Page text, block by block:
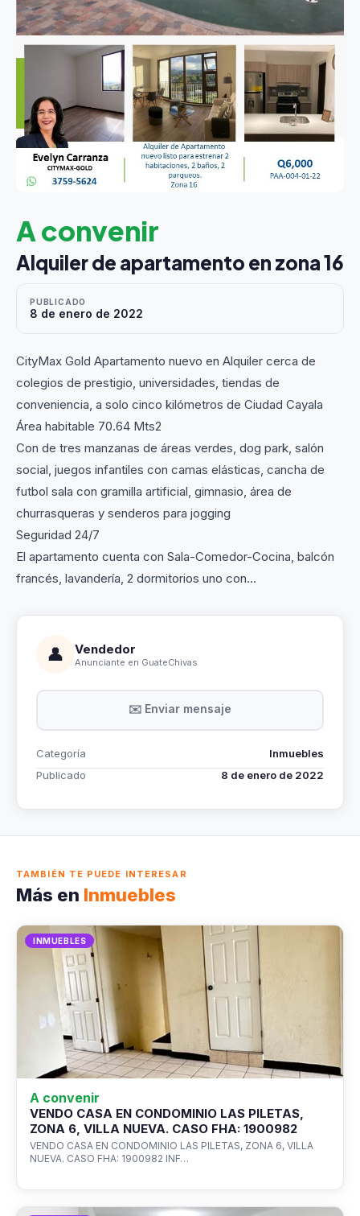
A convenir
Alquiler de apartamento en zona 16
PUBLICADO
8 de enero de 2022
CityMax Gold Apartamento nuevo en Alquiler cerca de
colegios de prestigio, universidades, tiendas de
conveniencia, a solo cinco kilómetros de Ciudad Cayala
Área habitable 70.64 Mts2
Con de tres manzanas de áreas verdes, dog park, salón
social, juegos infantiles con camas elásticas, cancha de
futbol sala con gramilla artificial, gimnasio, área de
churrasqueras y senderos para jogging
Seguridad 24/7
El apartamento cuenta con Sala-Comedor-Cocina, balcón
francés, lavandería, 2 dormitorios uno con...
👤 Vendedor
Anunciante en GuateChivas
✉️ Enviar mensaje
Categoría
Inmuebles
Publicado
8 de enero de 2022
TAMBIÉN TE PUEDE INTERESAR
Más en Inmuebles
INMUEBLES
A convenir
VENDO CASA EN CONDOMINIO LAS PILETAS,
ZONA 6, VILLA NUEVA. CASO FHA: 1900982
VENDO CASA EN CONDOMINIO LAS PILETAS, ZONA 6, VILLA
NUEVA. CASO FHA: 1900982 INF…